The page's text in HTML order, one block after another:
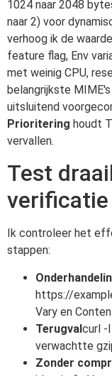
1024 naar 2048
naar 2) voor
verhoog ik de
feature flag, Env
met weinig CPU,
belangrijkste
uitsluitend
Prioritering houdt
vervallen.
Test
verificatie
Ik controleer het
stappen:
https://
Vary en
Terugvalcurl -
verwachtte
Zonder